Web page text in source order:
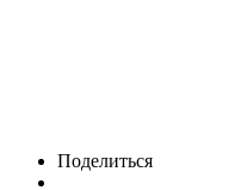
Поделиться